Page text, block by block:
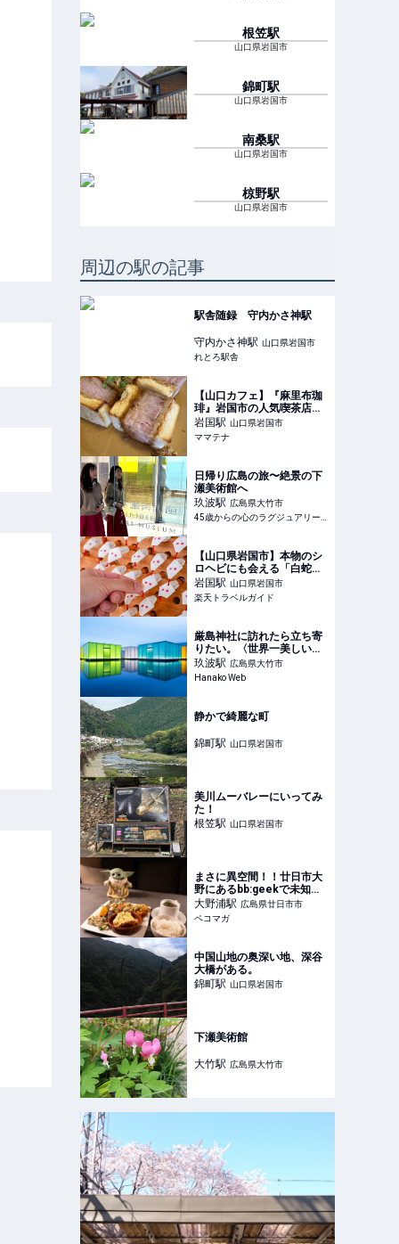
根笠駅
山口県岩国市
錦町駅
山口県岩国市
南桑駅
山口県岩国市
椋野駅
山口県岩国市
周辺の駅の記事
駅舎随録 守内かさ神駅
守内かさ神駅 山口県岩国市
れとろ駅舎
【山口カフェ】『麻里布珈
琲』岩国市の人気喫茶店｜
奇跡の厚切りレアかつサン
ドが名物 | ママテナ
岩国駅 山口県岩国市
ママテナ
日帰り広島の旅〜絶景の下
瀬美術館へ
玖波駅 広島県大竹市
45歳からの心のラグジュアリーメディア
【山口県岩国市】本物のシ
ロヘビにも会える「白蛇神
社」金運アップ祈願や可愛
いおみくじも 【楽天トラベ
ル】
岩国駅 山口県岩国市
楽天トラベルガイド
厳島神社に訪れたら立ち寄
りたい。〈世界一美しい美
術館〉と広島の美食を巡る
開運旅
玖波駅 広島県大竹市
Hanako Web
静かで綺麗な町
錦町駅 山口県岩国市
美川ムーバレーにいってみ
た！
根笠駅 山口県岩国市
まさに異空間！！廿日市大
野にあるbb:geekで未知の
世界に触れてきました
大野浦駅 広島県廿日市市
ペコマガ
中国山地の奥深い地、深谷
大橋がある。
錦町駅 山口県岩国市
下瀬美術館
大竹駅 広島県大竹市